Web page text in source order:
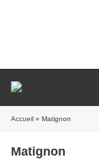
Accueil » Matignon
Matignon